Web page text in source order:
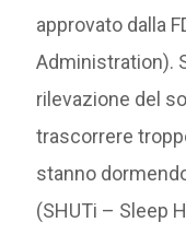
approvato dalla
Administration).
rilevazione del
trascorrere
stanno
(SHUTi – Sleep